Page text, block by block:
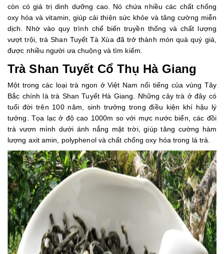
còn có giá trị dinh dưỡng cao. Nó chứa nhiều các chất chống
oxy hóa và vitamin, giúp cải thiện sức khỏe và tăng cường miễn
dịch. Nhờ vào quy trình chế biến truyền thống và chất lượng
vượt trội, trà Shan Tuyết Tà Xùa đã trở thành món quà quý giá,
được nhiều người ưa chuộng và tìm kiếm.
Trà Shan Tuyết Cổ Thụ Hà Giang
Một trong các loại trà ngon ở Việt Nam nổi tiếng của vùng Tây
Bắc chính là trà Shan Tuyết Hà Giang. Những cây trà ở đây có
tuổi đời trên 100 năm, sinh trưởng trong điều kiện khí hậu lý
tưởng. Tọa lạc ở độ cao 1000m so với mực nước biển, các đồi
trà vươn mình dưới ánh nắng mặt trời, giúp tăng cường hàm
lượng axit amin, polyphenol và chất chống oxy hóa trong lá trà.